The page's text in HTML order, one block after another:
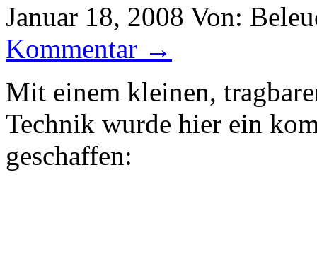
Januar 18, 2008 Von:
Kommentar →
Mit einem kleinen,
Technik wurde hier ein
geschaffen: